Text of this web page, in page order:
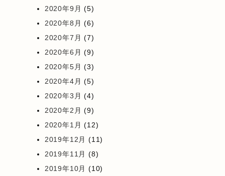
2020年9月 (5)
2020年8月 (6)
2020年7月 (7)
2020年6月 (9)
2020年5月 (3)
2020年4月 (5)
2020年3月 (4)
2020年2月 (9)
2020年1月 (12)
2019年12月 (11)
2019年11月 (8)
2019年10月 (10)